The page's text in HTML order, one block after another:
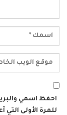
احفظ اسمي
للمرة الأولى التي